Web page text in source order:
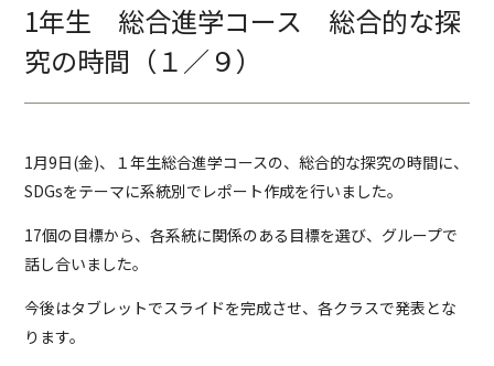
1年生 総合進学コース 総合的な探
究の時間（１／９）
1月9日(金)、１年生総合進学コースの、総合的な探究の時間に、
SDGsをテーマに系統別でレポート作成を行いました。
17個の目標から、各系統に関係のある目標を選び、グループで
話し合いました。
今後はタブレットでスライドを完成させ、各クラスで発表とな
ります。